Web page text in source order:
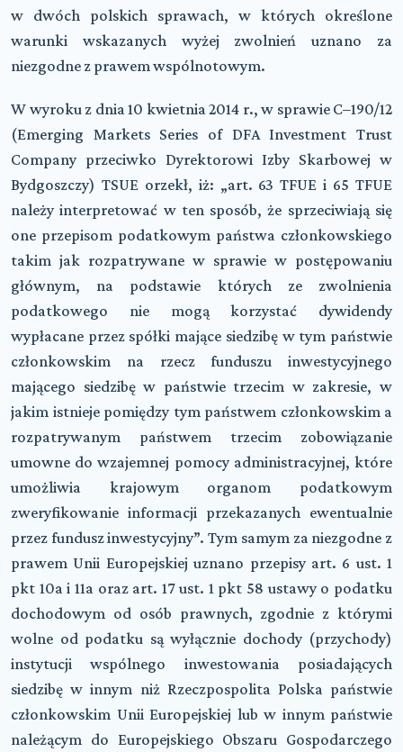
w dwóch polskich sprawach, w których określone
warunki wskazanych wyżej zwolnień uznano za
niezgodne z prawem wspólnotowym.
W wyroku z dnia 10 kwietnia 2014 r., w sprawie C–190/12
(Emerging Markets Series of DFA Investment Trust
Company przeciwko Dyrektorowi Izby Skarbowej w
Bydgoszczy) TSUE orzekł, iż: „art. 63 TFUE i 65 TFUE
należy interpretować w ten sposób, że sprzeciwiają się
one przepisom podatkowym państwa członkowskiego
takim jak rozpatrywane w sprawie w postępowaniu
głównym, na podstawie których ze zwolnienia
podatkowego nie mogą korzystać dywidendy
wypłacane przez spółki mające siedzibę w tym państwie
członkowskim na rzecz funduszu inwestycyjnego
mającego siedzibę w państwie trzecim w zakresie, w
jakim istnieje pomiędzy tym państwem członkowskim a
rozpatrywanym państwem trzecim zobowiązanie
umowne do wzajemnej pomocy administracyjnej, które
umożliwia krajowym organom podatkowym
zweryfikowanie informacji przekazanych ewentualnie
przez fundusz inwestycyjny”. Tym samym za niezgodne z
prawem Unii Europejskiej uznano przepisy art. 6 ust. 1
pkt 10a i 11a oraz art. 17 ust. 1 pkt 58 ustawy o podatku
dochodowym od osób prawnych, zgodnie z którymi
wolne od podatku są wyłącznie dochody (przychody)
instytucji wspólnego inwestowania posiadających
siedzibę w innym niż Rzeczpospolita Polska państwie
członkowskim Unii Europejskiej lub w innym państwie
należącym do Europejskiego Obszaru Gospodarczego